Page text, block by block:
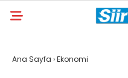
Ana Sayfa ›Ekonomi